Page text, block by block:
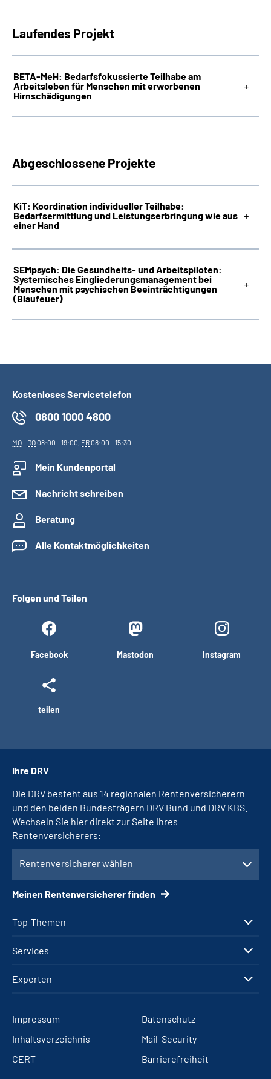
Laufendes Projekt
BETA-MeH: Bedarfsfokussierte Teilhabe am
Arbeitsleben für Menschen mit erworbenen
Hirnschädigungen
Abgeschlossene Projekte
KiT: Koordination individueller Teilhabe:
Bedarfsermittlung und Leistungserbringung wie aus
einer Hand
SEMpsych: Die Gesundheits- und Arbeitspiloten:
Systemisches Eingliederungsmanagement bei
Menschen mit psychischen Beeinträchtigungen
(Blaufeuer)
Kostenloses Servicetelefon
0800 1000 4800
MO- DO08:00 - 19:00, FR08:00 - 15:30
Mein Kundenportal
Nachricht schreiben
Beratung
Alle Kontaktmöglichkeiten
Folgen und Teilen
Facebook Mastodon Instagram
teilen
Top-Themen
Services
Experten
Ihre DRV
Die DRV besteht aus 14 regionalen Rentenversicherern
und den beiden Bundesträgern DRV Bund und DRV KBS.
Wechseln Sie hier direkt zur Seite Ihres
Rentenversicherers:
Rentenversicherer wählen
Meinen Rentenversicherer finden
Impressum
Datenschutz
Inhaltsverzeichnis
Mail-Security
CERT
Barrierefreiheit